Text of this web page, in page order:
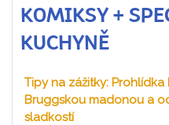
KOMIKSY +
KUCHYNĚ
Tipy na zážitky: Prohlídka
Bruggskou madonou a
sladkostí